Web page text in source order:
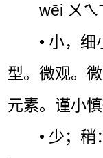
wēi ㄨㄟˉ
• 小，
型。微观。
元素。谨小
• 少；